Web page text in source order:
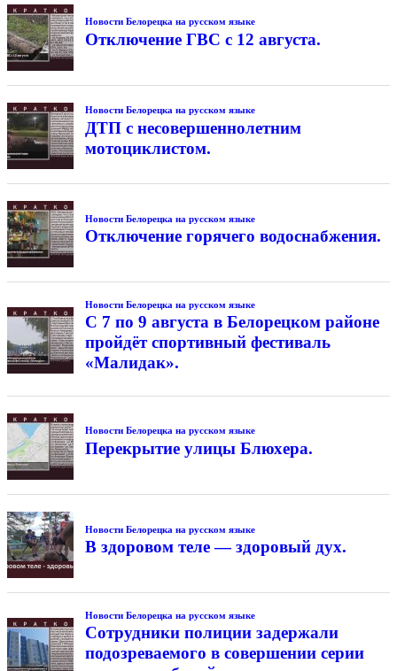
Новости Белорецка на русском языке
Отключение ГВС с 12 августа.
Новости Белорецка на русском языке
ДТП с несовершеннолетним
мотоциклистом.
Новости Белорецка на русском языке
Отключение горячего водоснабжения.
Новости Белорецка на русском языке
С 7 по 9 августа в Белорецком районе
пройдёт спортивный фестиваль
«Малидак».
Новости Белорецка на русском языке
Перекрытие улицы Блюхера.
Новости Белорецка на русском языке
В здоровом теле — здоровый дух.
Новости Белорецка на русском языке
Сотрудники полиции задержали
подозреваемого в совершении серии